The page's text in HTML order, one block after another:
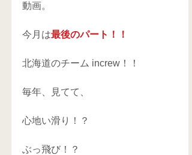
動画。
今月は最後のパート！！
北海道のチーム increw！！
毎年、見てて、
心地い滑り！？
ぶっ飛び！？